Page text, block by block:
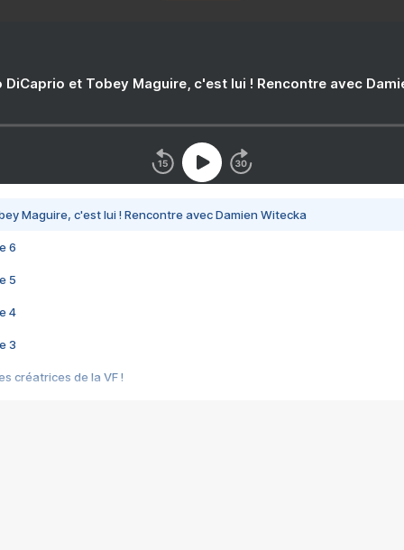
DiCaprio et Tobey Maguire, c'est lui ! Rencontre avec
Maguire, c'est lui ! Rencontre avec Damien Witecka
6
5
4
3
créatrices de la VF !